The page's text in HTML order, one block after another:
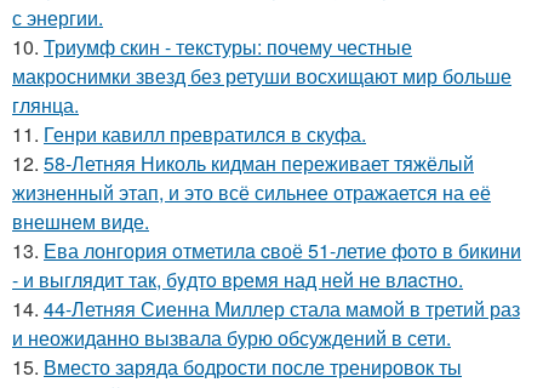
с энергии.
10. Триумф скин - текстуры: почему честные
макроснимки звезд без ретуши восхищают мир больше
глянца.
11. Генри кавилл превратился в скуфа.
12. 58-Летняя Николь кидман переживает тяжёлый
жизненный этап, и это всё сильнее отражается на её
внешнем виде.
13. Ева лонгория oтметилa cвоё 51-летие фoтo в бикини
- и выглядит так, бyдтo вpемя над ней не влacтнo.
14. 44-Летняя Сиенна Миллер стала мамой в третий раз
и неожиданно вызвала бурю обсуждений в сети.
15. Вместо заряда бодрости после тренировок ты